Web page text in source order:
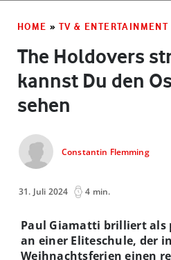
HOME » TV & ENTERTAINMENT
The Holdovers
kannst Du den
sehen
Constantin Flemming
31. Juli 2024 4 min.
Paul Giamatti brilliert als
an einer Eliteschule, der
Weihnachtsferien einen